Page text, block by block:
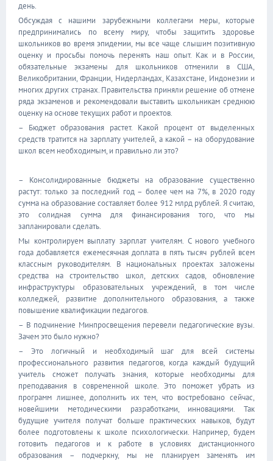
день.
Обсуждая с нашими зарубежными коллегами меры, которые
предпринимались по всему миру, чтобы защитить здоровье
школьников во время эпидемии, мы все чаще слышим позитивную
оценку и просьбы помочь перенять наш опыт. Как и в России,
обязательные экзамены для школьников отменили в США,
Великобритании, Франции, Нидерландах, Казахстане, Индонезии и
многих других странах. Правительства приняли решение об отмене
ряда экзаменов и рекомендовали выставить школьникам среднюю
оценку на основе текущих работ и проектов.
– Бюджет образования растет. Какой процент от выделенных
средств тратится на зарплату учителей, а какой – на оборудование
школ всем необходимым, и правильно ли это?
– Консолидированные бюджеты на образование существенно
растут: только за последний год – более чем на 7%, в 2020 году
сумма на образование составляет более 912 млрд рублей. Я считаю,
это солидная сумма для финансирования того, что мы
запланировали сделать.
Мы контролируем выплату зарплат учителям. С нового учебного
года добавляется ежемесячная доплата в пять тысяч рублей всем
классным руководителям. В национальных проектах заложены
средства на строительство школ, детских садов, обновление
инфраструктуры образовательных учреждений, в том числе
колледжей, развитие дополнительного образования, а также
повышение квалификации педагогов.
– В подчинение Минпросвещения перевели педагогические вузы.
Зачем это было нужно?
– Это логичный и необходимый шаг для всей системы
профессионального развития педагогов, когда каждый будущий
учитель сможет получать знания, которые необходимы для
преподавания в современной школе. Это поможет убрать из
программ лишнее, дополнить их тем, что востребовано сейчас,
новейшими методическими разработками, инновациями. Так
будущие учителя получат больше практических навыков, будут
более подготовлены к школе психологически. Например, будем
готовить педагогов и к работе в условиях дистанционного
образования – подчеркну, мы не планируем заменять им